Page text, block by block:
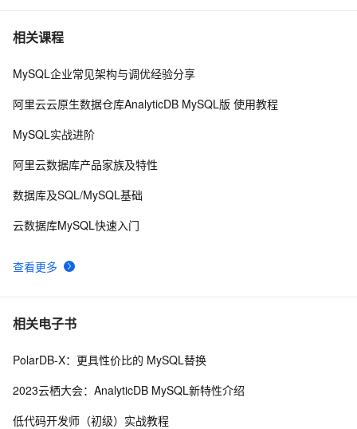
7 Mysql笔记--常用命令
8 MySQL调优
10mysql 主从复制实现原理
相关课程
查看更多
MySQL企业常见架构与调优经验分享
阿里云云原生数据仓库AnalyticDB MySQL版 使用教程
MySQL实战进阶
阿里云数据库产品家族及特性
数据库及SQL/MySQL基础
云数据库MySQL快速入门
相关电子书
PolarDB-X：更具性价比的 MySQL替换
2023云栖大会：AnalyticDB MySQL新特性介绍
低代码开发师（初级）实战教程